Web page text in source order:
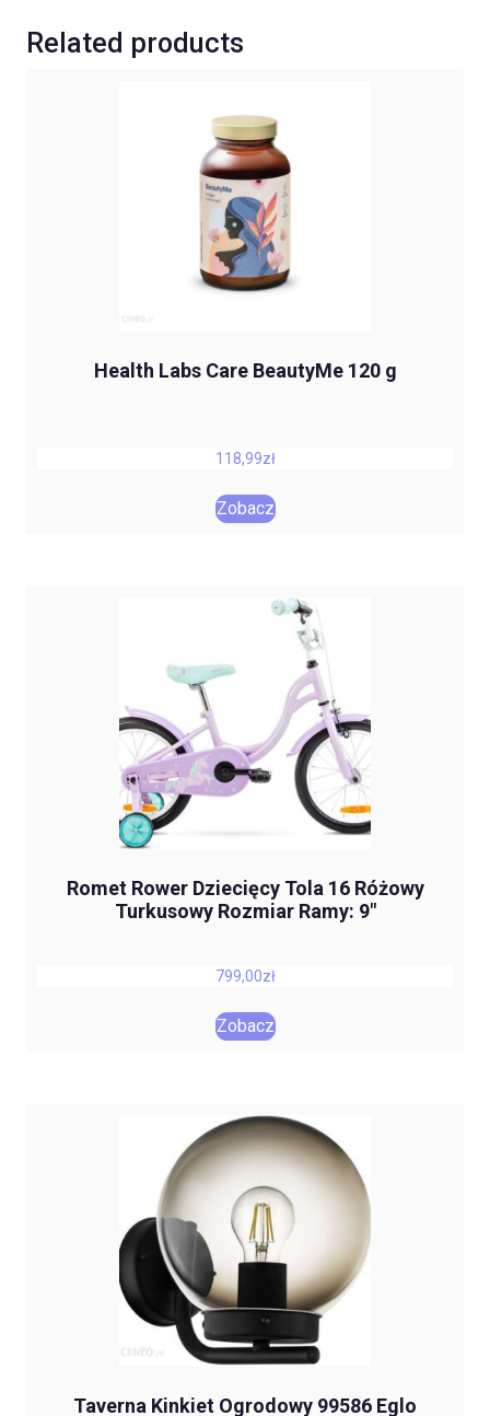
Related products
Health Labs Care BeautyMe 120 g
118,99zł
Zobacz
Romet Rower Dziecięcy Tola 16 Różowy
Turkusowy Rozmiar Ramy: 9″
799,00zł
Zobacz
Taverna Kinkiet Ogrodowy 99586 Eglo